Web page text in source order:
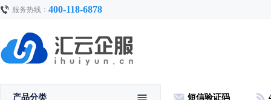
服务热线： 400-118-6878
产品分类 短信验证码